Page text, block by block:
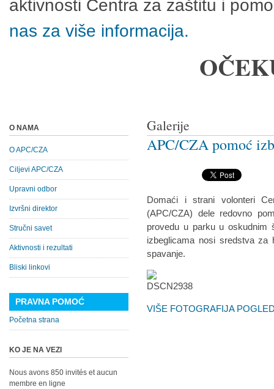
aktivnosti Centra za zaštitu i
nas za više informacija.
Galerije
APC/CZA pomoć
Domaći i strani volonteri
(APC/CZA) dele redovno
provedu u parku u oskudnim
izbeglicama nosi sredstva za
spavanje.
VIŠE FOTOGRAFIJA
O NAMA
O APC/CZA
Ciljevi APC/CZA
Upravni odbor
Izvršni direktor
Stručni savet
Aktivnosti i rezultati
Bliski linkovi
PRAVNA POMOĆ
Početna strana
KO JE NA VEZI
Nous avons 850 invités et aucun
membre en ligne